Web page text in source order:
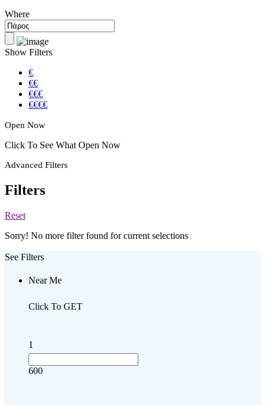
Where
Show Filters
€
€€
€€€
€€€€
Open Now
Click To See What Open Now
Advanced Filters
Filters
Reset
Sorry! No more filter found for current selections
See Filters
Near Me
Click To GET
1
600